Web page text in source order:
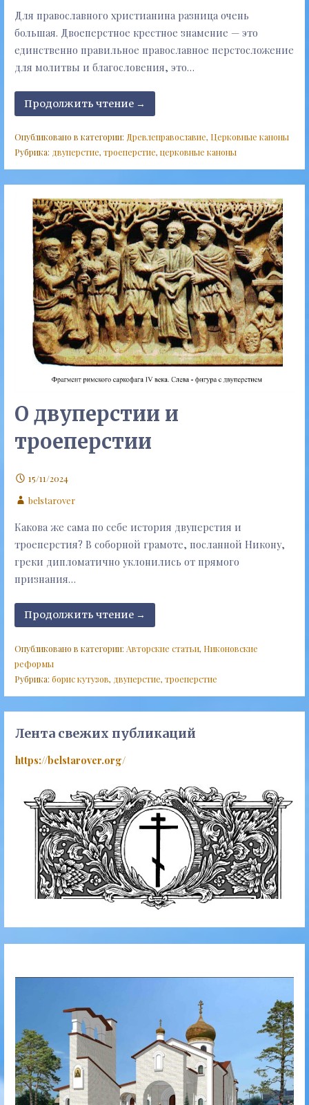
Для православного христианина разница очень
большая. Двоеперстное крестное знамение — это
единственно правильное православное перстосложение
для молитвы и благословения, это…
Продолжить чтение →
Опубликовано в категории: Древлеправославие, Церковные каноны
Рубрика: двуперстие, троеперстие, церковные каноны
О двуперстии и
троеперстии
15/11/2024
belstarover
Какова же сама по себе история двуперстия и
троеперстия? В соборной грамоте, посланной Никону,
греки дипломатично уклонились от прямого
признания…
Продолжить чтение →
Опубликовано в категории: Авторские статьи, Никоновские
реформы
Рубрика: борис кутузов, двуперстие, троеперстие
Лента свежих публикаций
https://belstarover.org/